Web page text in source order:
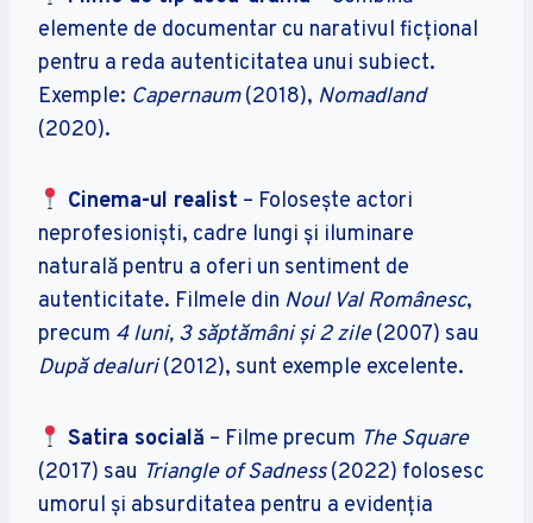
elemente de documentar cu narativul ficțional
pentru a reda autenticitatea unui subiect.
Exemple: Capernaum(2018), Nomadland
(2020).
Cinema-ul realist – Folosește actori
neprofesioniști, cadre lungi și iluminare
naturală pentru a oferi un sentiment de
autenticitate. Filmele din Noul Val Românesc,
precum 4 luni, 3 săptămâni și 2 zile(2007) sau
După dealuri(2012), sunt exemple excelente.
Satira socială – Filme precum The Square
(2017) sau Triangle of Sadness(2022) folosesc
umorul și absurditatea pentru a evidenția